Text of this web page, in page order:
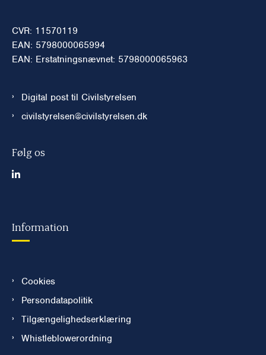
CVR: 11570119
EAN: 5798000065994
EAN: Erstatningsnævnet: 5798000065963
Digital post til Civilstyrelsen
civilstyrelsen@civilstyrelsen.dk
Følg os
Information
Cookies
Persondatapolitik
Tilgængelighedserklæring
Whistleblowerordning